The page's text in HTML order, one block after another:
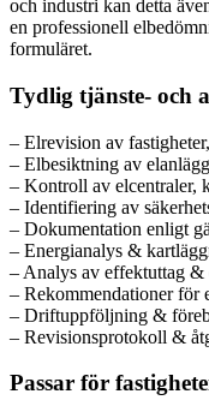
och industri kan detta
en professionell
formuläret.
Tydlig tjänste- och
– Elrevision av
– Elbesiktning av
– Kontroll av elcentraler,
– Identifiering av
– Dokumentation enligt
– Energianalys &
– Analys av effektuttag &
– Rekommendationer för
– Driftuppföljning &
– Revisionsprotokoll &
Passar för